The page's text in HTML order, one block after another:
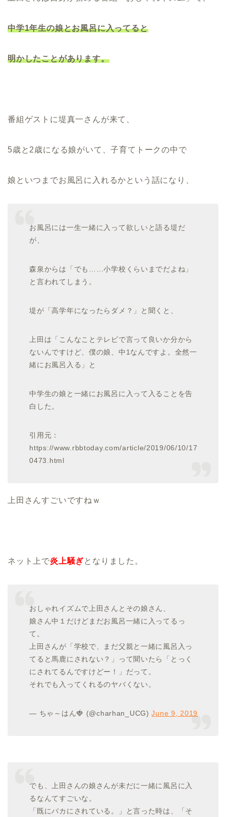
中学1年生の娘とお風呂に入ってると
明かしたことがあります。
番組ゲストに堤真一さんが来て、
5歳と2歳になる娘がいて、子育てトークの中で
娘といつまでお風呂に入れるかという話になり、
お風呂には一生一緒に入って欲しいと語る堤だ
が、
森泉からは「でも……小学校くらいまでだよね」
と言われてしまう。
堤が「高学年になったらダメ？」と聞くと、
上田は「こんなことテレビで言って良いか分から
ないんですけど、僕の娘、中1なんですよ。全然一
緒にお風呂入る」と
中学生の娘と一緒にお風呂に入って入ることを告
白した。
引用元：
https://www.rbbtoday.com/article/2019/06/10/17
0473.html
上田さんすごいですねｗ
ネット上で炎上騒ぎとなりました。
おしゃれイズムで上田さんとその娘さん、
娘さん中１だけどまだお風呂一緒に入ってるっ
て。
上田さんが「学校で、まだ父親と一緒に風呂入っ
てると馬鹿にされない？」って聞いたら「とっく
にされてるんですけどー！」だって。
それでも入ってくれるのヤバくない。
— ちゃ～はん🍓 (@charhan_UCG)June 9, 2019
でも、上田さんの娘さんが未だに一緒に風呂に入
るなんてすごいな。
「既にバカにされている。」と言った時は、「そ